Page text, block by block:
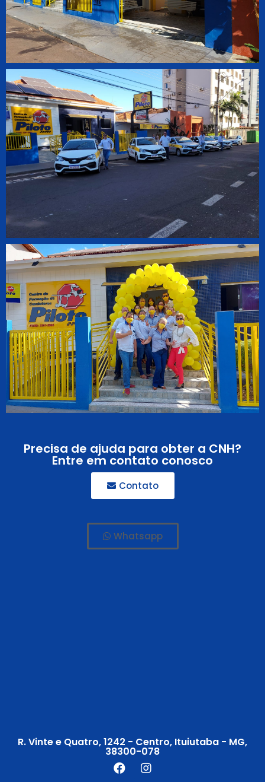
Precisa de ajuda para obter a CNH?
Entre em contato conosco
Contato
Whatsapp
R. Vinte e Quatro, 1242 - Centro, Ituiutaba - MG,
38300-078